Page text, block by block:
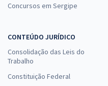
Concursos em Sergipe
CONTEÚDO JURÍDICO
Consolidação das Leis do
Trabalho
Constituição Federal